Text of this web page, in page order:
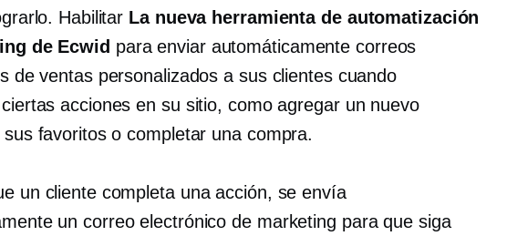
Habilitar La nueva herramienta de automatización
de Ecwid para enviar automáticamente correos
de ventas personalizados a sus clientes cuando
acciones en su sitio, como agregar un nuevo
favoritos o completar una compra.
un cliente completa una acción, se envía
un correo electrónico de marketing para que siga